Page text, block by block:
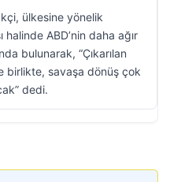
ülkesine yönelik
halinde ABD’nin daha ağır
bulunarak, “Çıkarılan
birlikte, savaşa dönüş çok
dedi.